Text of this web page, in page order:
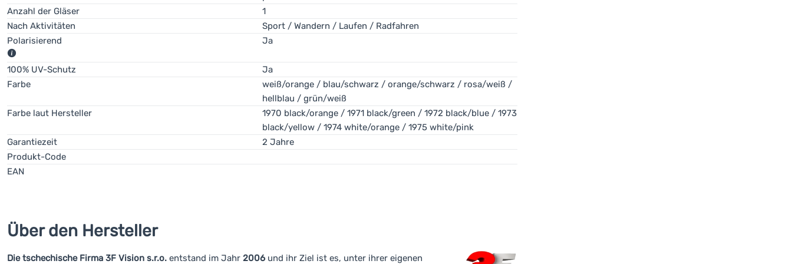
Anzahl der Gläser
1
Nach Aktivitäten
Sport / Wandern / Laufen / Radfahren
Polarisierend
Der Polarisationsfilter eliminiert deutlich jegliche Blendung (Wasser, Schnee, Glas, nasser Asphalt) und schärft und erhöht gleichzeitig die Wahrnehmbarkeit des Farbspektrums.
Ja
100% UV-Schutz
Ja
Farbe
weiß/orange / blau/schwarz / orange/schwarz / rosa/weiß /
hellblau / grün/weiß
Farbe laut Hersteller
1970 black/orange / 1971 black/green / 1972 black/blue / 1973
black/yellow / 1974 white/orange / 1975 white/pink
Garantiezeit
2 Jahre
Produkt-Code
EAN
Über den Hersteller
Die tschechische Firma 3F Vision s.r.o. entstand im Jahr 2006 und ihr Ziel ist es, unter ihrer eigenen